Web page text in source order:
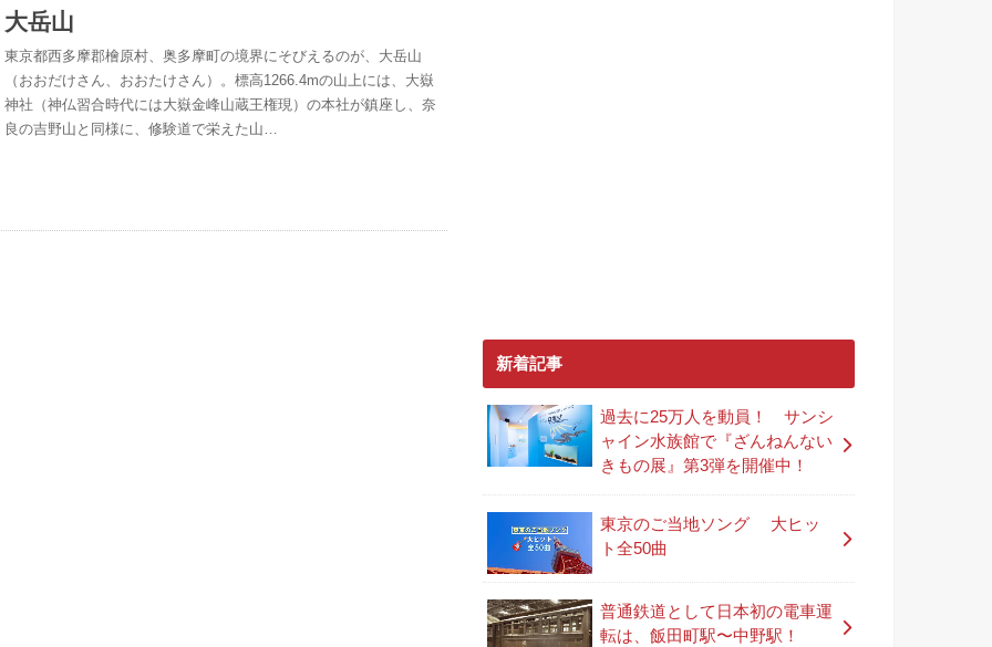
大岳山
東京都西多摩郡檜原村、奥多摩町の境界にそびえるのが、大岳山
（おおだけさん、おおたけさん）。標高1266.4mの山上には、大嶽
神社（神仏習合時代には大嶽金峰山蔵王権現）の本社が鎮座し、奈
良の吉野山と同様に、修験道で栄えた山…
新着記事
過去に25万人を動員！ サンシ
ャイン水族館で『ざんねんない
きもの展』第3弾を開催中！
東京のご当地ソング 大ヒッ
ト全50曲
普通鉄道として日本初の電車運
転は、飯田町駅〜中野駅！